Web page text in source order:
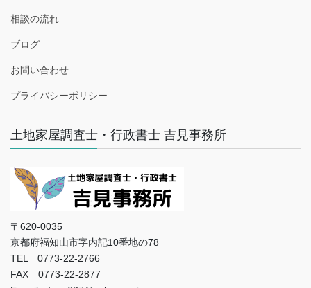
相談の流れ
ブログ
お問い合わせ
プライバシーポリシー
土地家屋調査士・行政書士 吉見事務所
〒620-0035
京都府福知山市字内記10番地の78
TEL 0773-22-2766
FAX 0773-22-2877